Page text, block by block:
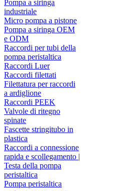
Pompa a siringa
industriale
Micro pompa a pistone
Pompa a siringa OEM
e ODM
Raccordi per tubi della
pompa peristaltica
Raccordi Luer
Raccordi filettati
Filettatura per raccordi
a ardiglione
Raccordi PEEK
Valvole di ritegno
spinate
Fascette stringitubo in
plastica
Raccordi a connessione
rapida e scollegamento |
Testa della pompa
peristaltica
Pompa peristaltica